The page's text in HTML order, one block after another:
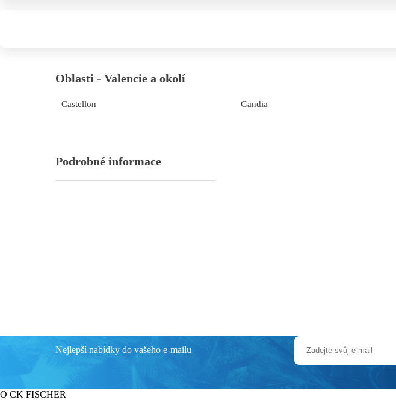
Oblasti - Valencie a okolí
Castellon Gandia
Podrobné informace
Nejlepší nabídky do vašeho e-mailu
O CK FISCHER